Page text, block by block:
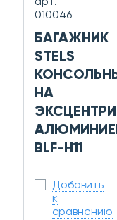
010046
БАГАЖНИК
STELS
НА
BLF-H11
Добавить
к
сравнению